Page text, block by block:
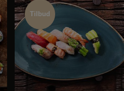
Tilbud
Tilbud